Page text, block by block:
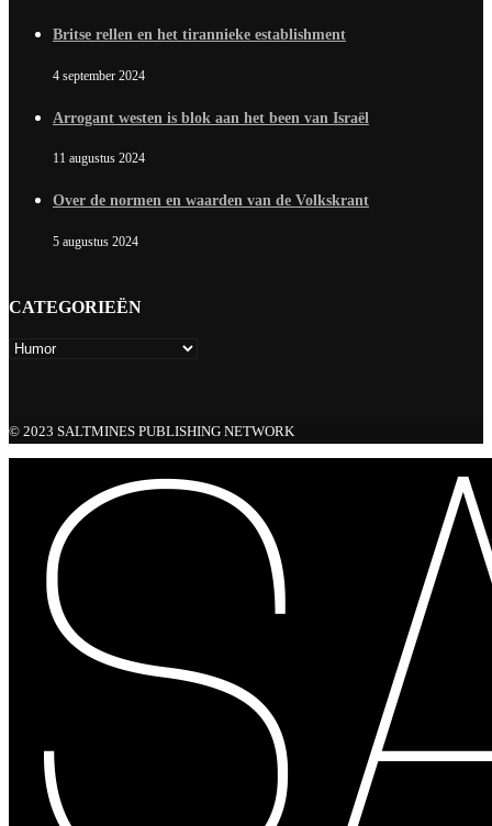
Britse rellen en het tirannieke establishment
4 september 2024
Arrogant westen is blok aan het been van Israël
11 augustus 2024
Over de normen en waarden van de Volkskrant
5 augustus 2024
CATEGORIEËN
© 2023 SALTMINES PUBLISHING NETWORK